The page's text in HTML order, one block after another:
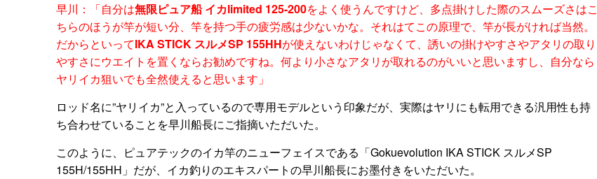
早川：「自分は無限ピュア船 イカlimited 125-200をよく使うんですけど、多点掛けした際のスムーズさはこ
ちらのほうが竿が短い分、竿を持つ手の疲労感は少ないかな。それはてこの原理で、竿が長がければ当然。
だからといってIKA STICK スルメSP 155HHが使えないわけじゃなくて、誘いの掛けやすさやアタリの取り
やすさにウエイトを置くならお勧めですね。何より小さなアタリが取れるのがいいと思いますし、自分なら
ヤリイカ狙いでも全然使えると思います」
ロッド名に”ヤリイカ”と入っているので専用モデルという印象だが、実際はヤリにも転用できる汎用性も持
ち合わせていることを早川船長にご指摘いただいた。
このように、ピュアテックのイカ竿のニューフェイスである「Gokuevolution IKA STICK スルメSP
155H/155HH」だが、イカ釣りのエキスパートの早川船長にお墨付きをいただいた。